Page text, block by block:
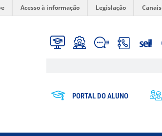
Acesso à informação Legislação Canais
PORTAL DO ALUNO